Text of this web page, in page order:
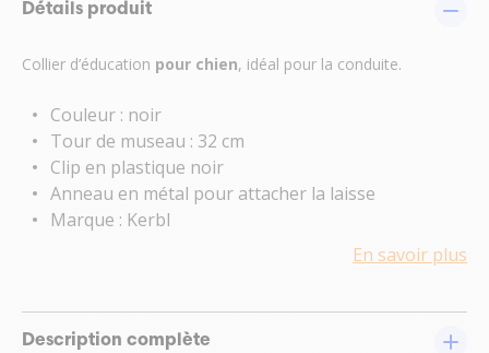
Détails produit
Collier d’éducation pour chien, idéal pour la conduite.
Couleur : noir
Tour de museau : 32 cm
Clip en plastique noir
Anneau en métal pour attacher la laisse
Marque : Kerbl
En savoir plus
Description complète